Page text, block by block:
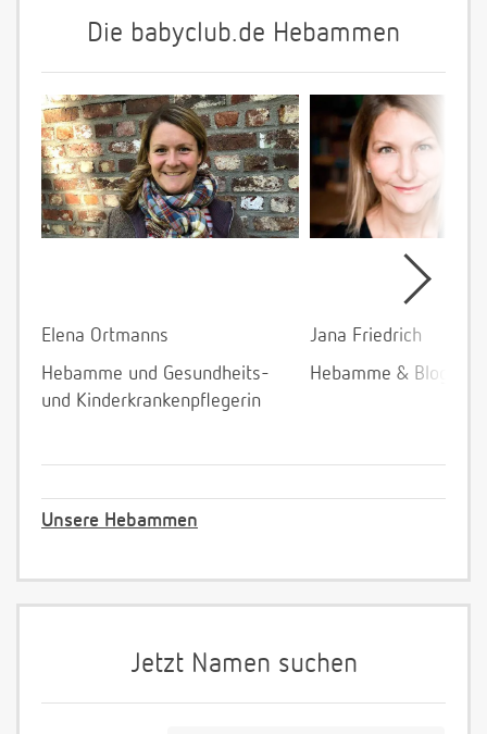
Die babyclub.de Hebammen
Elena Ortmanns
Hebamme und Gesundheits-
und Kinderkrankenpflegerin
Jana Friedrich
Hebamme &
Unsere Hebammen
Jetzt Namen suchen